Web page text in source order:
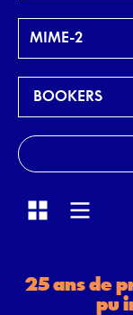
MIME-2
BOOKERS
Modifier la vue
Grille Liste
25 ans de
pu